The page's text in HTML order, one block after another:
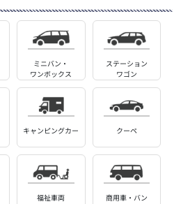
ミニバン・
ワンボックス
ステーション
ワゴン
キャンピングカー クーペ
福祉車両 商用車・バン